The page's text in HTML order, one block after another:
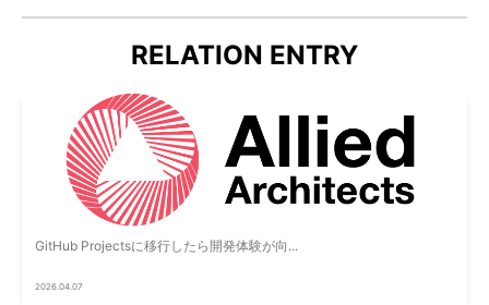
RELATION ENTRY
GitHub Projectsに移行したら開発体験が向...
2026.04.07